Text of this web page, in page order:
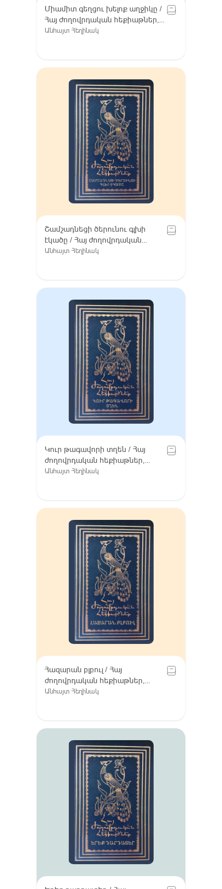
Միամիտ գեղցու խելոք աղջիկը /
Հայ ժողովրդական հեքիաթներ,
Հատոր VIII / Գուգարք (Լոռի),
Անհայտ Հեղինակ
Շամշադնեցի ծերունու գլխի
էկածը / Հայ ժողովրդական
հեքիաթներ, Հատոր VIII /
Անհայտ Հեղինակ
Կուր թագավորի տղեն / Հայ
ժողովրդական հեքիաթներ,
Հատոր VIII / Գուգարք (Լոռի),
Անհայտ Հեղինակ
Հազարան բլբուլ / Հայ
ժողովրդական հեքիաթներ,
Հատոր VIII / Գուգարք (Լոռի),
Անհայտ Հեղինակ